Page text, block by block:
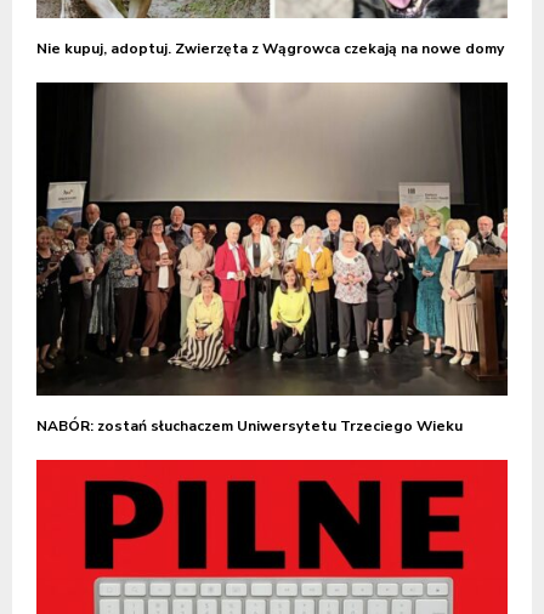
Nie kupuj, adoptuj. Zwierzęta z Wągrowca czekają na nowe domy
NABÓR: zostań słuchaczem Uniwersytetu Trzeciego Wieku